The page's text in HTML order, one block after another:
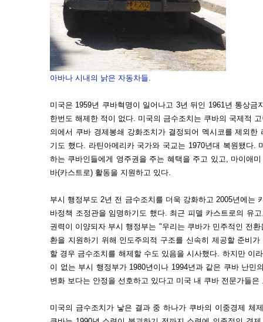
아바나 시내의 낡은 자동차들.
미국은 1959년 쿠바혁명이 일어나고 3년 뒤인 1961년 통상금
한번도 해제한 적이 없다. 미국의 금수조치는 쿠바의 국제적
의에서 쿠바 경제봉쇄 강화조치가 결정되어 멕시코를 제외
기도 했다. 라틴아메리카 국가와 국교는 1970년대 복원됐다.
하는 쿠바인들에게 영주권을 주는 혜택을 주고 있고, 마이애
바(카스트로) 활동을 지원하고 있다.
부시 행정부도 2년 전 금수조치를 더욱 강화하고 2005년에는
바정책 조정관을 임명하기도 했다. 최근 피델 카스트로의 유
권력이 이양되자 부시 행정부는 "우리는 쿠바가 민주적인 전
환을 지원하기 위해 인도주의적 구조를 신속히 제공할 준비
할 경우 금수조치를 해제할 수도 있음을 시사했다. 하지만 이
이 없는 부시 행정부가 1980년이나 1994년과 같은 쿠바 난민
변화 보다는 안정을 선호하고 있다고 미국 내 쿠바 전문가들
미국의 금수조치가 낳은 결과 중 하나가 쿠바의 이중경제 체